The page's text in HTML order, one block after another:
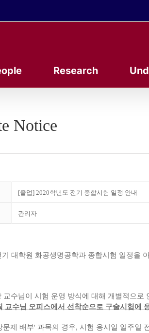
Research
Notice
[졸업] 2020학년도 전기 종합시험 일정 안내
관리자
기 대학원 화공생명공학과 종합시험 일정을
교수님이 시험 운영 방식에 대해 개별적으로
교수님 오피스에서 선착순으로 구술시험에
문제 배부' 과목의 경우, 시험 응시일 일주일